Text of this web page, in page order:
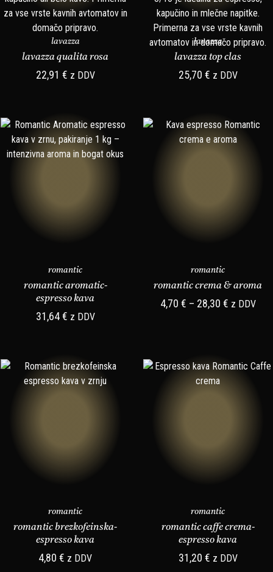
lavazza
lavazza qualita rosa
22,91 € z DDV
lavazza
lavazza top clas
25,70 € z DDV
romantic
romantic aromatic-
espresso kava
31,64€ z DDV
romantic
romantic crema & aroma
4,70 € – 28,30 € z DDV
romantic
romantic brezkofeinska-
espresso kava
4,80 € z DDV
romantic
romantic caffe crema-
espresso kava
31,20 € z DDV